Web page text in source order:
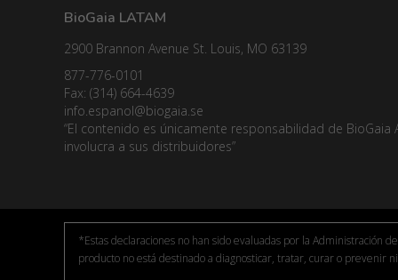
BioGaia LATAM
2900 Brannon Avenue St. Louis, MO 63139
877-776-0101
Fax: (314) 664-4639
info.espanol@biogaia.se
“El contenido es únicamente responsabilidad de BioGaia
involucra a sus distribuidores”
*Estas declaraciones no han sido evaluadas por la Administración
producto no está destinado a diagnosticar, tratar, curar o prevenir